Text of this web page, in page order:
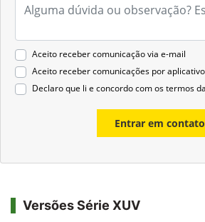
Aceito receber comunicação via e-mail
Aceito receber comunicações por
Declaro que li e concordo com os termos da
Entrar em contato
Versões Série XUV